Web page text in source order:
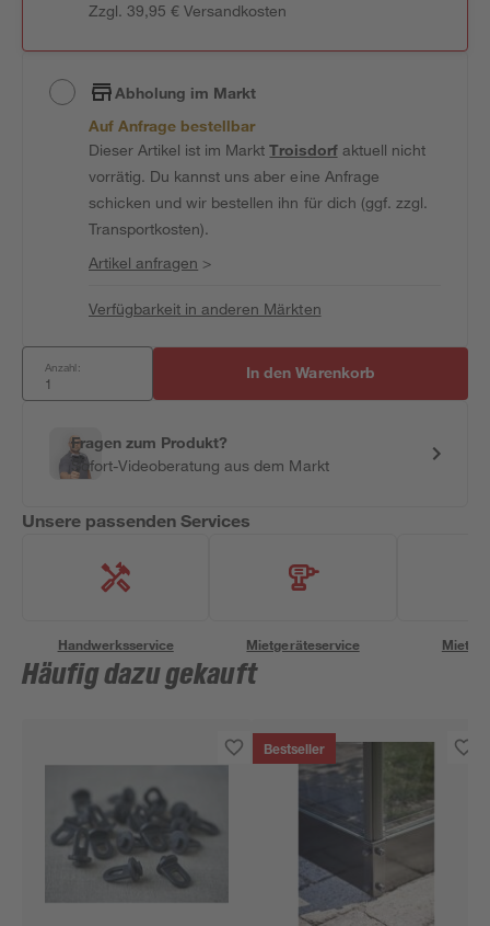
Zzgl. 39,95 € Versandkosten
Abholung im Markt
Auf Anfrage bestellbar
Dieser Artikel ist im MarktTroisdorfaktuell nicht
vorrätig. Du kannst uns aber eine Anfrage
schicken und wir bestellen ihn für dich (ggf. zzgl.
Transportkosten).
Artikel anfragen >
Verfügbarkeit in anderen Märkten
Anzahl: In den Warenkorb
Fragen zum Produkt?
Sofort-Videoberatung aus dem Markt
Unsere passenden Services
Handwerksservice Mietgeräteservice
Häufig dazu gekauft
Bestseller